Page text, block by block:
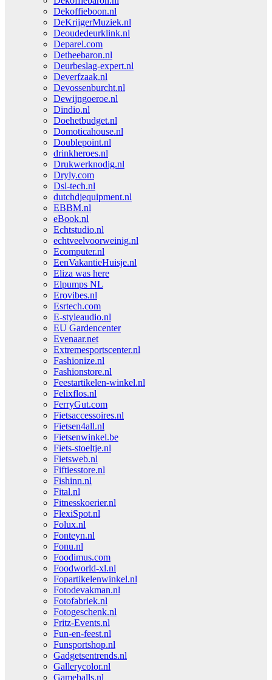
Dekoffieboon.nl
DeKrijgerMuziek.nl
Deoudedeurklink.nl
Deparel.com
Detheebaron.nl
Deurbeslag-expert.nl
Deverfzaak.nl
Devossenburcht.nl
Dewijngoeroe.nl
Dindio.nl
Doehetbudget.nl
Domoticahouse.nl
Doublepoint.nl
drinkheroes.nl
Drukwerknodig.nl
Dryly.com
Dsl-tech.nl
dutchdjequipment.nl
EBBM.nl
eBook.nl
Echtstudio.nl
echtveelvoorweinig.nl
Ecomputer.nl
EenVakantieHuisje.nl
Eliza was here
Elpumps NL
Erovibes.nl
Esrtech.com
E-styleaudio.nl
EU Gardencenter
Evenaar.net
Extremesportscenter.nl
Fashionize.nl
Fashionstore.nl
Feestartikelen-winkel.nl
Felixflos.nl
FerryGut.com
Fietsaccessoires.nl
Fietsen4all.nl
Fietsenwinkel.be
Fiets-stoeltje.nl
Fietsweb.nl
Fiftiesstore.nl
Fishinn.nl
Fital.nl
Fitnesskoerier.nl
FlexiSpot.nl
Folux.nl
Fonteyn.nl
Fonu.nl
Foodimus.com
Foodworld-xl.nl
Fopartikelenwinkel.nl
Fotodevakman.nl
Fotofabriek.nl
Fotogeschenk.nl
Fritz-Events.nl
Fun-en-feest.nl
Funsportshop.nl
Gadgetsentrends.nl
Gallerycolor.nl
Gameballs.nl